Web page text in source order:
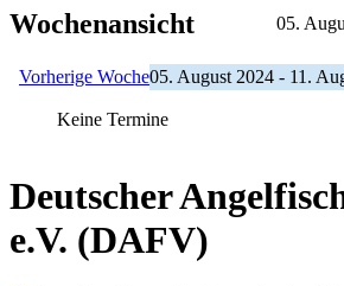
Wochenansicht 05.
Vorherige Woche05. August 2024 - 11.
Keine Termine
Deutscher
e.V. (DAFV)